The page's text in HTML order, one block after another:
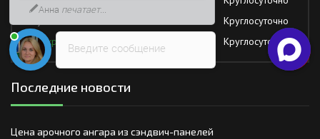
Круглосуточно
Воскресение
Круглосуточно
Последние новости
Цена арочного ангара из сэндвич-панелей
Введите сообщение
Анна печатает...